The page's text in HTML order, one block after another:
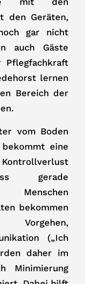
den Geräten,
gar nicht
auch Gäste
lernen
Bereich der
vom Boden
eine
gerade
Menschen
bekommen
Vorgehen,
(„Ich
daher im
Minimierung